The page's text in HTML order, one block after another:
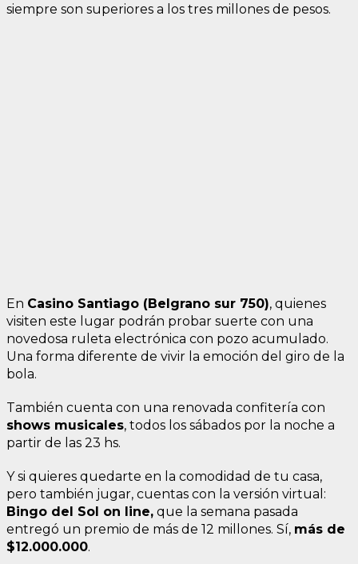
siempre son superiores a los tres millones de pesos.
En Casino Santiago (Belgrano sur 750), quienes
visiten este lugar podrán probar suerte con una
novedosa ruleta electrónica con pozo acumulado.
Una forma diferente de vivir la emoción del giro de la
bola.
También cuenta con una renovada confitería con
shows musicales, todos los sábados por la noche a
partir de las 23 hs.
Y si quieres quedarte en la comodidad de tu casa,
pero también jugar, cuentas con la versión virtual:
Bingo del Sol on line, que la semana pasada
entregó un premio de más de 12 millones. Sí, más de
$12.000.000.